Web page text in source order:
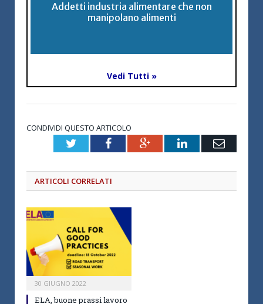
Addetti industria alimentare che non
manipolano alimenti
Vedi Tutti »
CONDIVIDI QUESTO ARTICOLO
TwitterFacebookGoogle+LinkedInEmail
ARTICOLI CORRELATI
30 GIUGNO 2022
ELA, buone prassi lavoro